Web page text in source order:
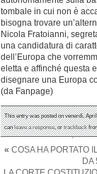
tombale in cui non è
bisogna trovare
Nicola Fratoianni,
una candidatura di
dell’Europa che
eletta e affinché questa
disegnare una Europa
(da Fanpage)
This entry was posted on venerdì,
canleave a response, ortrackback
« COSA HA PORTATO
DA